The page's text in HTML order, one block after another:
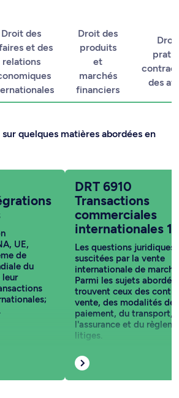
Droit des
et des
relations
Droit des
produits
et
marchés
financiers
des
quelques matières abordées en
UE,
de
du
leur
DRT 6910
Transactions
commerciales
internationales 1
Les questions juridiques
suscitées par la vente
internationale de
Parmi les sujets abordés
trouvent ceux des
vente, des modalités de
paiement, du transport,
l'assurance et du
litiges.